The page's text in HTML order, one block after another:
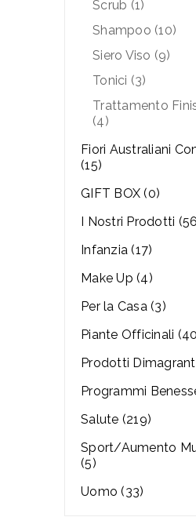
Scrub (1)
Shampoo (10)
Siero Viso (9)
Tonici (3)
Trattamento
(4)
Fiori Australiani
(15)
GIFT BOX (0)
I Nostri Prodotti
Infanzia (17)
Make Up (4)
Per la Casa (3)
Piante Officinali
Prodotti
Programmi
Salute (219)
Sport/Aumento
(5)
Uomo (33)